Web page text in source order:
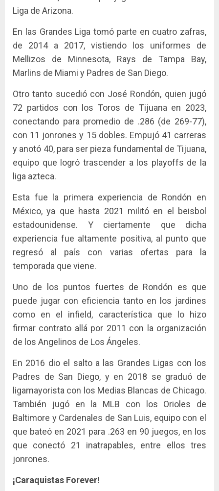
Liga de Arizona.
En las Grandes Liga tomó parte en cuatro zafras,
de 2014 a 2017, vistiendo los uniformes de
Mellizos de Minnesota, Rays de Tampa Bay,
Marlins de Miami y Padres de San Diego.
Otro tanto sucedió con José Rondón, quien jugó
72 partidos con los Toros de Tijuana en 2023,
conectando para promedio de .286 (de 269-77),
con 11 jonrones y 15 dobles. Empujó 41 carreras
y anotó 40, para ser pieza fundamental de Tijuana,
equipo que logró trascender a los playoffs de la
liga azteca.
Esta fue la primera experiencia de Rondón en
México, ya que hasta 2021 militó en el beisbol
estadounidense. Y ciertamente que dicha
experiencia fue altamente positiva, al punto que
regresó al país con varias ofertas para la
temporada que viene.
Uno de los puntos fuertes de Rondón es que
puede jugar con eficiencia tanto en los jardines
como en el infield, característica que lo hizo
firmar contrato allá por 2011 con la organización
de los Angelinos de Los Ángeles.
En 2016 dio el salto a las Grandes Ligas con los
Padres de San Diego, y en 2018 se graduó de
ligamayorista con los Medias Blancas de Chicago.
También jugó en la MLB con los Orioles de
Baltimore y Cardenales de San Luis, equipo con el
que bateó en 2021 para .263 en 90 juegos, en los
que conectó 21 inatrapables, entre ellos tres
jonrones.
¡Caraquistas Forever!